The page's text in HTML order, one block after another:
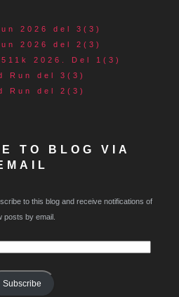
2026 del 3(3)
2026 del 2(3)
2026. Del 1(3)
Run del 3(3)
Run del 2(3)
TO BLOG VIA
to this blog and receive notifications of
posts by email.
Subscribe